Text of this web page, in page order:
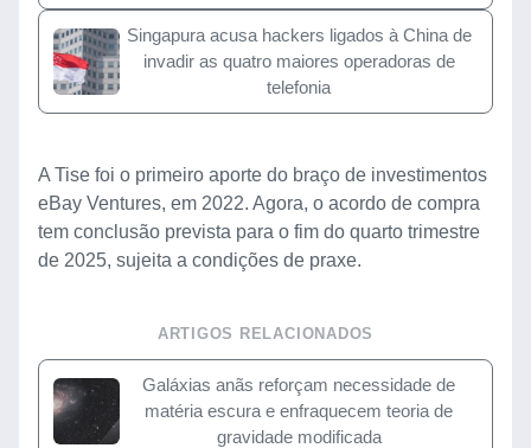
Singapura acusa hackers ligados à China de
invadir as quatro maiores operadoras de
telefonia
A Tise foi o primeiro aporte do braço de investimentos
eBay Ventures, em 2022. Agora, o acordo de compra
tem conclusão prevista para o fim do quarto trimestre
de 2025, sujeita a condições de praxe.
ARTIGOS RELACIONADOS
Galáxias anãs reforçam necessidade de
matéria escura e enfraquecem teoria de
gravidade modificada